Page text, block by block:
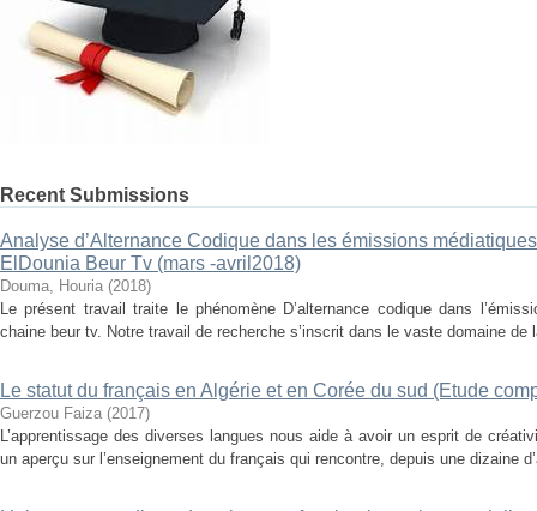
Recent Submissions
Analyse d’Alternance Codique dans les émissions
ElDounia Beur Tv (mars -avril2018)
Douma, Houria (2018)
Le présent travail traite le phénomène D’alternance codique dans
chaine beur tv. Notre travail de recherche s’inscrit dans le vaste domaine
Le statut du français en Algérie et en Corée du sud (Etude
Guerzou Faiza (2017)
L’apprentissage des diverses langues nous aide à avoir un esprit de
un aperçu sur l’enseignement du français qui rencontre, depuis une dizaine